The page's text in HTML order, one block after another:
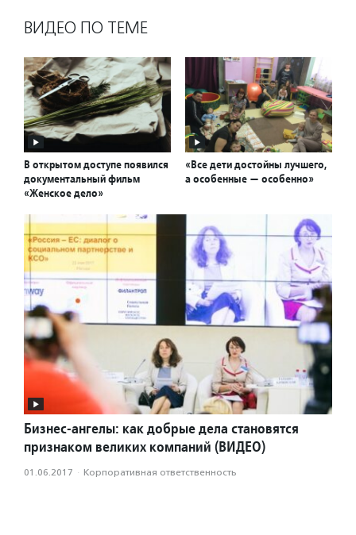
ВИДЕО ПО ТЕМЕ
В открытом доступе появился
документальный фильм
«Женское дело»
«Все дети достойны лучшего,
а особенные — особенно»
Бизнес-ангелы: как добрые дела становятся
признаком великих компаний (ВИДЕО)
01.06.2017 · Корпоративная ответственность